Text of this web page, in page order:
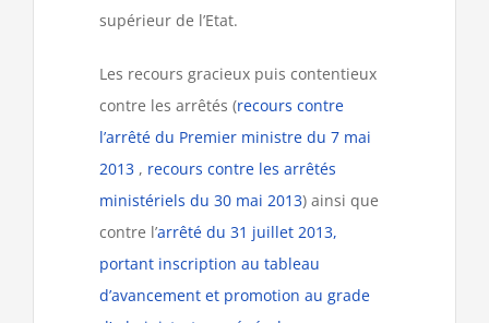
supérieur de l’Etat.
Les recours gracieux puis contentieux
contre les arrêtés (recours contre
l’arrêté du Premier ministre du 7 mai
2013 , recours contre les arrêtés
ministériels du 30 mai 2013) ainsi que
contre l’arrêté du 31 juillet 2013,
portant inscription au tableau
d’avancement et promotion au grade